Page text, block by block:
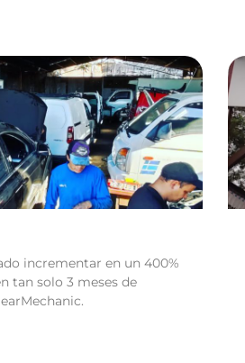
incrementar en un 400%
tan solo 3 meses de